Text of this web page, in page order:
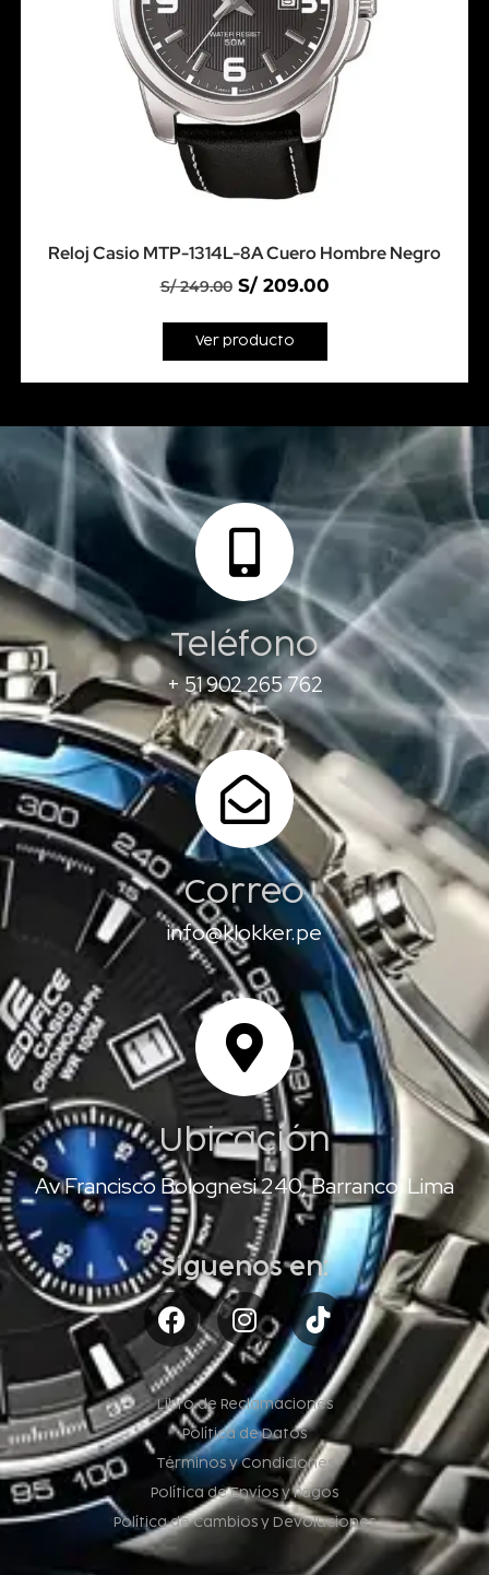
Reloj Casio MTP-1314L-8A Cuero Hombre Negro
S/249.00 S/209.00
Ver producto
Teléfono
+ 51 902 265 762
Correo
info@klokker.pe
Ubicación
Av Francisco Bolognesi 240, Barranco, Lima
Síguenos en:
Libro de Reclamaciones
Política de Datos
Términos y Condiciones
Política de Envíos y Pagos
Política de Cambios y Devoluciones